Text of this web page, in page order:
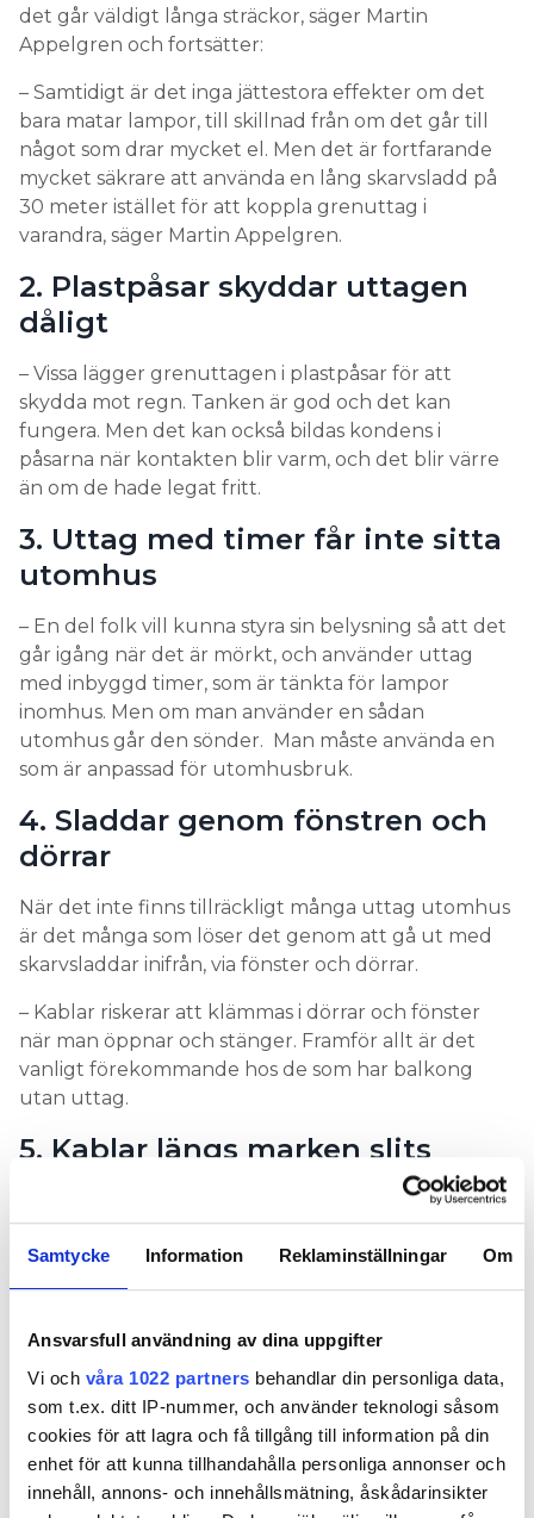
Samtycke Information Reklaminställningar Om
Ansvarsfull användning av dina uppgifter
Vi och våra 1022 partners behandlar din personliga data,
som t.ex. ditt IP-nummer, och använder teknologi såsom
cookies för att lagra och få tillgång till information på din
enhet för att kunna tillhandahålla personliga annonser och
innehåll, annons- och innehållsmätning, åskådarinsikter
det går väldigt långa sträckor, säger Martin
Appelgren och fortsätter:
– Samtidigt är det inga jättestora effekter om det
bara matar lampor, till skillnad från om det går till
något som drar mycket el. Men det är fortfarande
mycket säkrare att använda en lång skarvsladd på
30 meter istället för att koppla grenuttag i
varandra, säger Martin Appelgren.
2. Plastpåsar skyddar uttagen
dåligt
– Vissa lägger grenuttagen i plastpåsar för att
skydda mot regn. Tanken är god och det kan
fungera. Men det kan också bildas kondens i
påsarna när kontakten blir varm, och det blir värre
än om de hade legat fritt.
3. Uttag med timer får inte sitta
utomhus
– En del folk vill kunna styra sin belysning så att det
går igång när det är mörkt, och använder uttag
med inbyggd timer, som är tänkta för lampor
inomhus. Men om man använder en sådan
utomhus går den sönder. Man måste använda en
som är anpassad för utomhusbruk.
4. Sladdar genom fönstren och
dörrar
När det inte finns tillräckligt många uttag utomhus
är det många som löser det genom att gå ut med
skarvsladdar inifrån, via fönster och dörrar.
– Kablar riskerar att klämmas i dörrar och fönster
när man öppnar och stänger. Framför allt är det
vanligt förekommande hos de som har balkong
utan uttag.
5. Kablar längs marken slits
utsatta för snö och regn. Förr eller senare kommer
det bli is och kabeln fastnar i isen, och rycker man i
– En jul ville en kund till mig ha pynt på en bro över
en damm och skarvsladden gick under bron i
markhöjd och låg direkt i snöslasket.
6. Rör i marken som blir